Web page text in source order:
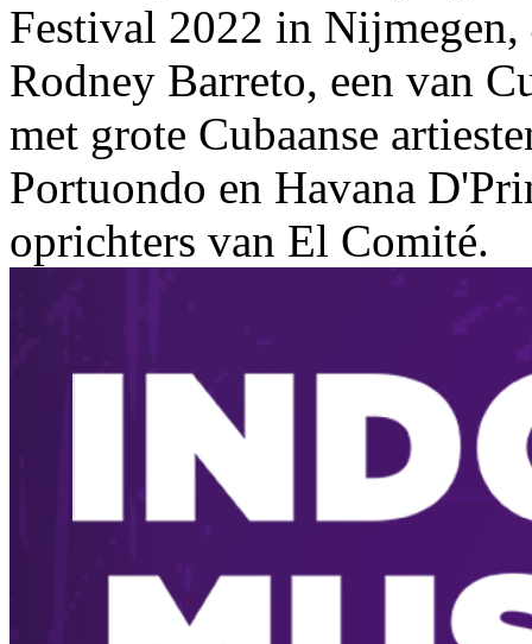
Festival 2022 in
Rodney Barreto, een van
met grote Cubaanse
Portuondo en Havana
oprichters van El Comité.